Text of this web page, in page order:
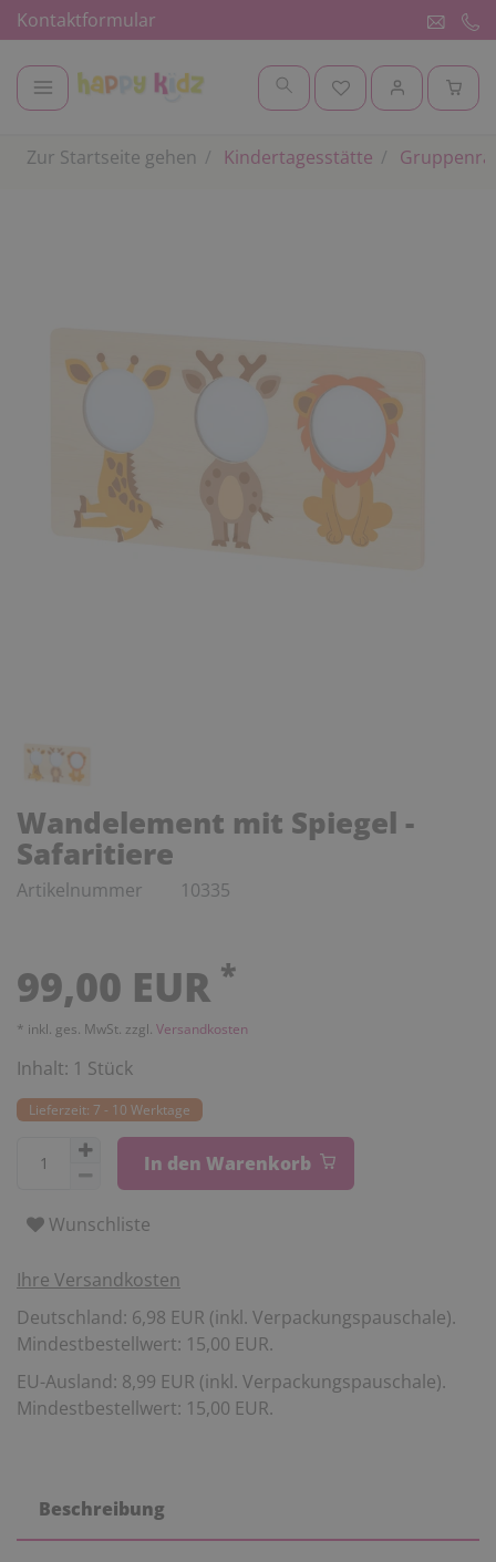
Kontaktformular
Zur Startseite gehen Kindertagesstätte
Wandelement mit Spiegel -
Safaritiere
Artikelnummer 10335
99,00 EUR *
* inkl. ges. MwSt. zzgl. Versandkosten
Inhalt: 1 Stück
Lieferzeit: 7 - 10 Werktage
In den Warenkorb
Wunschliste
Ihre Versandkosten
Deutschland: 6,98 EUR (inkl. Verpackungspauschale).
Mindestbestellwert: 15,00 EUR.
EU-Ausland: 8,99 EUR (inkl. Verpackungspauschale).
Mindestbestellwert: 15,00 EUR.
Beschreibung